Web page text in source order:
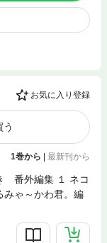
お気に入り登録
1巻から | 最新刊から
番外編集 １ ネコ
みゃ～かわ君。編